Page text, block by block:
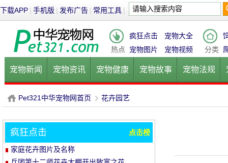
下载APP | 手机版 | 发布广告 | 常用工具 |
热点
疯狂点击
宠物大全
宠物图片
宠物视频 分类
宠物新闻 宠物资讯 宠物健康 宠物故事 宠物法规
健康饮食 宠物美容 宠物医院
P
Pet321中华宠物网首页
›
花卉园艺
疯狂点击 点击榜
家庭花卉图片及名称